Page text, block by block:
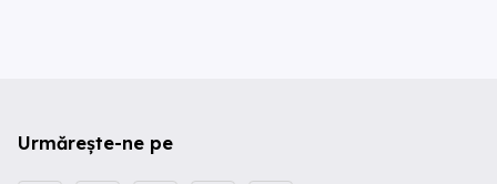
Urmărește-ne pe